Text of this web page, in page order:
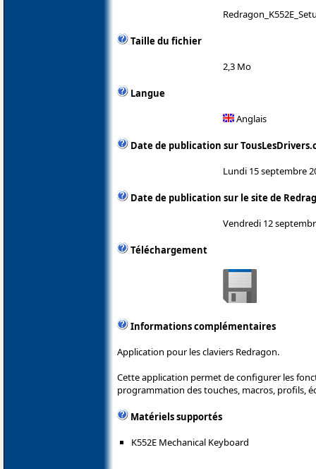
Taille du fichier
2,3 Mo
Langue
Anglais
Date de publication sur
Lundi 15 septembre
Date de publication sur le site de
Vendredi 12
Téléchargement
Informations complémentaires
Application pour les claviers Redragon.
Cette application permet de configurer les
programmation des touches, macros, profils,
Matériels supportés
K552E Mechanical Keyboard